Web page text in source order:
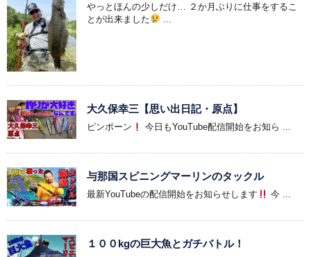
やっとほんの少しだけ… ２か月ぶりに仕事をするこ
とが出来ました
大久保幸三【思い出日記・原点】
ピンポーン 今日もYouTube配信開始をお知ら ...
与那国スピニングマーリンのタックル
最新YouTubeの配信開始をお知らせします 今 ...
１００kgの巨大魚とガチバトル！